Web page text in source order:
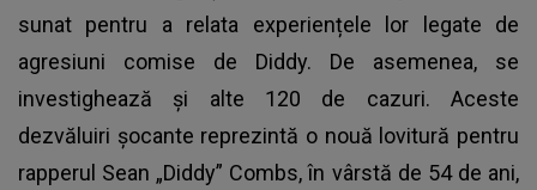
sunat pentru a relata experiențele lor legate de
agresiuni comise de Diddy. De asemenea, se
investighează și alte 120 de cazuri. Aceste
dezvăluiri şocante reprezintă o nouă lovitură pentru
rapperul Sean „Diddy” Combs, în vârstă de 54 de ani,